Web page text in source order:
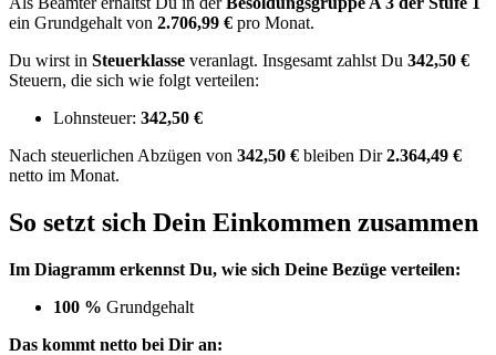
ein Grundgehalt von 2.706,99 € pro Monat.
Du wirst in Steuerklasse veranlagt. Insgesamt zahlst Du 342,50 €
Steuern, die sich wie folgt verteilen:
Lohnsteuer: 342,50 €
Nach steuerlichen Abzügen von 342,50 € bleiben Dir2.364,49 €
netto im Monat.
So setzt sich Dein Einkommen zusammen
Im Diagramm erkennst Du, wie sich Deine Bezüge verteilen:
100 % Grundgehalt
Das kommt netto bei Dir an: